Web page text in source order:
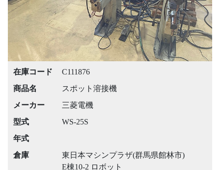
在庫コード
C111876
商品名
スポット溶接機
メーカー
三菱電機
型式
WS-25S
年式
倉庫
東日本マシンプラザ(群馬県館林市)
E棟10-2 ロボット